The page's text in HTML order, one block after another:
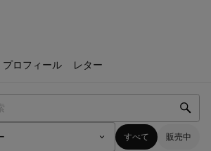
プロフィール レター
すべて 販売中